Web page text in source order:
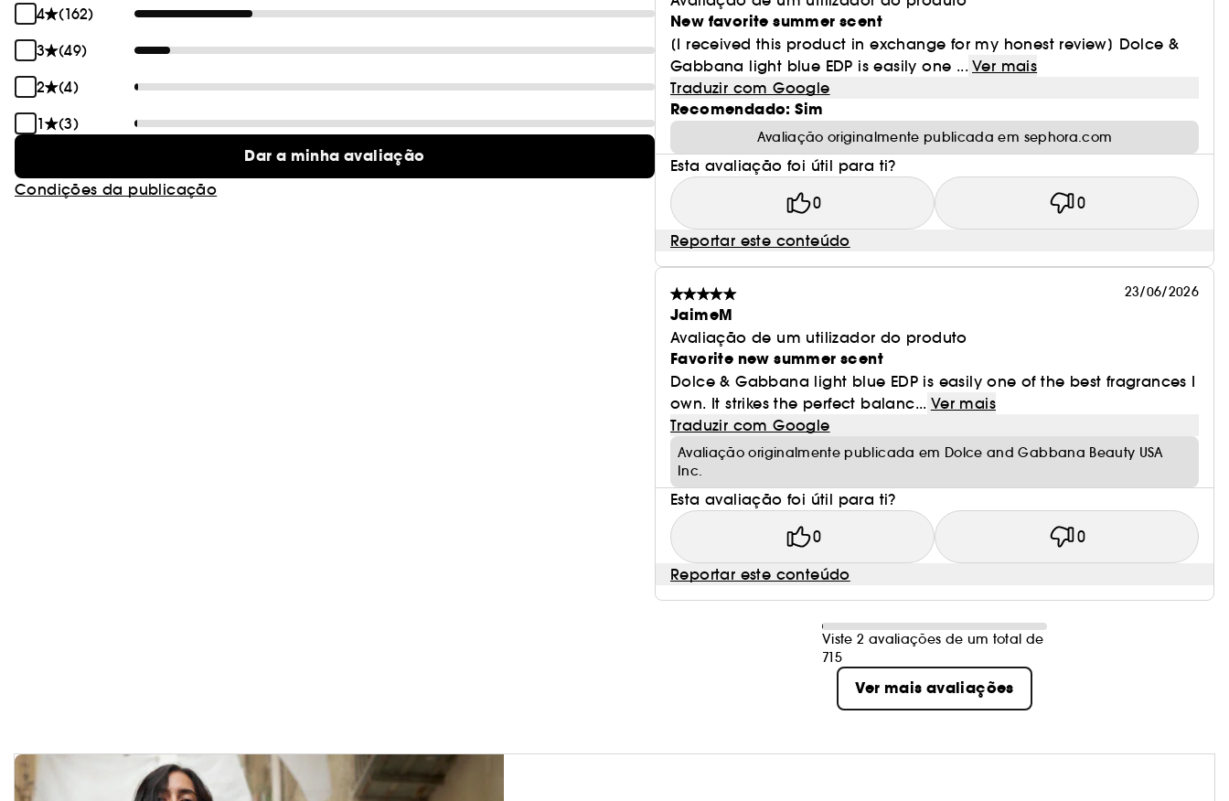
O coração revela um acorde de notas aromáticas e salinas graças ao Cipreste Marinho.
NOTAS DE BASE
A fragrância termina com uma base sensual de Madeira de Cedro, criando uma composição
refinada, amadeirada e moderna.
4
(162)
3
(49)
2
(4)
1
(3)
Dar a minha avaliação
Condições da publicação
New favorite summer scent
[I received this product in exchange for my honest review] Dolce &
Gabbana light blue EDP is easily one ... Ver mais
Traduzir com Google
Recomendado: Sim
Avaliação originalmente publicada em sephora.com
Esta avaliação foi útil para ti?
0 0
Reportar este conteúdo
23/06/2026
JaimeM
Avaliação de um utilizador do produto
Favorite new summer scent
Dolce & Gabbana light blue EDP is easily one of the best fragrances I
own. It strikes the perfect balanc... Ver mais
Traduzir com Google
Avaliação originalmente publicada em Dolce and Gabbana Beauty USA
Inc.
Esta avaliação foi útil para ti?
0 0
Reportar este conteúdo
Viste 2 avaliações de um total de
715
Ver mais avaliações